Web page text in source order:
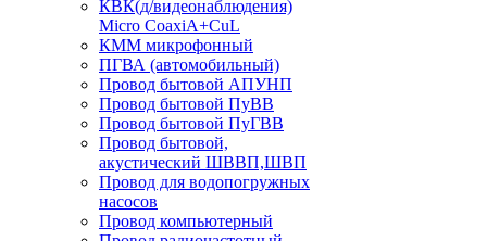
КВК(д/видеонаблюдения)
Micro CoaxiA+CuL
КММ микрофонный
ПГВА (автомобильный)
Провод бытовой АПУНП
Провод бытовой ПуВВ
Провод бытовой ПуГВВ
Провод бытовой,
акустический ШВВП,ШВП
Провод для водопогружных
насосов
Провод компьютерный